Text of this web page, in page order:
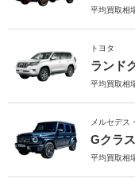
平均買取相
トヨタ
ランド
平均買取相
メルセデス
Gクラス
平均買取相